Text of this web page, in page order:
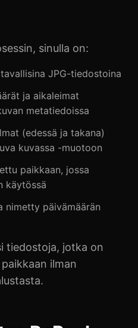
sinulla on:
JPG-tiedostoina
ja aikaleimat
metatiedoissa
(edessä ja takana)
kuvassa -muotoon
paikkaan, jossa
käytössä
nimetty päivämäärän
tiedostoja, jotka on
ilman